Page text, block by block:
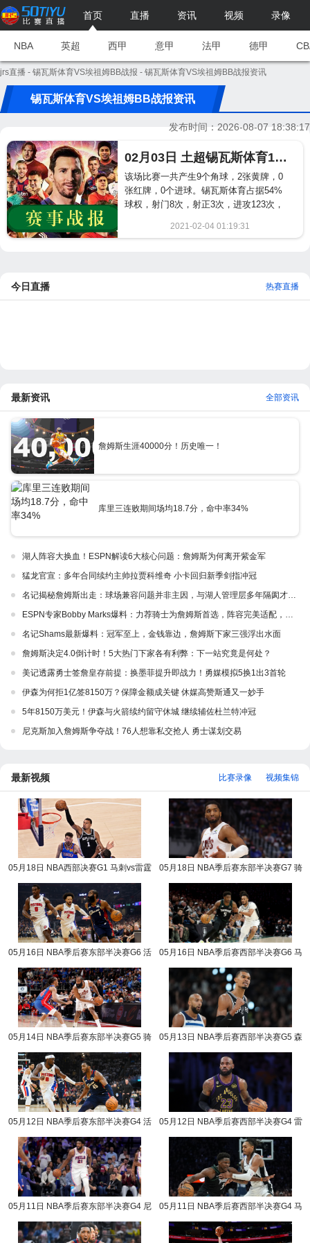
首页 直播 资讯 视频 录像
NBA 英超 西甲 意甲 法甲 德甲
jrs直播 - 锡瓦斯体育VS埃祖姆BB战报 - 锡瓦斯体育VS埃祖姆BB战报资讯
锡瓦斯体育VS埃祖姆BB战报资讯
发布时间：2026-08-07 18:38:17
02月03日 土超锡瓦斯体育1-1埃祖姆BB完赛战报
该场比赛一共产生9个角球，2张黄牌，0
张红牌，0个进球。锡瓦斯体育占据54%
球权，射门8次，射正3次，进攻123次，
权，射门9次，射正3次，进攻100次，危
2021-02-04 01:19:31
801
今日直播 热赛直播
最新资讯 全部资讯
詹姆斯生涯40000分！历史唯一！
库里三连败期间场均18.7分，命中率34%
湖人阵容大换血！ESPN解读6大核心问题：詹姆斯为何离开紫金军
猛龙官宣：多年合同续约主帅拉贾科维奇 小卡回归新季剑指冲冠
名记揭秘詹姆斯出走：球场兼容问题并非主因，与湖人管理层多年隔阂才是真正导火索
ESPN专家Bobby Marks爆料：力荐骑士为詹姆斯首选，阵容完美适配，家乡情怀加分
名记Shams最新爆料：冠军至上，金钱靠边，詹姆斯下家三强浮出水面
詹姆斯决定4.0倒计时！5大热门下家各有利弊：下一站究竟是何处？
美记透露勇士签詹皇存前提：换墨菲提升即战力！勇媒模拟5换1出3首轮
伊森为何拒1亿签8150万？保障金额成关键 休媒高赞斯通又一妙手
5年8150万美元！伊森与火箭续约留守休城 继续辅佐杜兰特冲冠
尼克斯加入詹姆斯争夺战！76人想靠私交抢人 勇士谋划交易
最新视频 视频集锦
比赛录像
05月18日 NBA西部决赛G1 马刺vs雷霆
05月18日 NBA季后赛东部半决赛G7 骑
05月16日 NBA季后赛东部半决赛G6 活
05月16日 NBA季后赛西部半决赛G6 马
05月14日 NBA季后赛东部半决赛G5 骑
05月13日 NBA季后赛西部半决赛G5 森
05月12日 NBA季后赛东部半决赛G4 活
05月12日 NBA季后赛西部半决赛G4 雷
05月11日 NBA季后赛东部半决赛G4 尼
05月11日 NBA季后赛西部半决赛G4 马